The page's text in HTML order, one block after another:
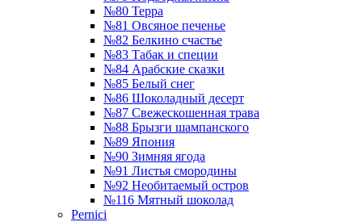
№80 Терра
№81 Овсяное печенье
№82 Белкино счастье
№83 Табак и специи
№84 Арабские сказки
№85 Белый снег
№86 Шоколадный десерт
№87 Свежескошенная трава
№88 Брызги шампанского
№89 Япония
№90 Зимняя ягода
№91 Листья смородины
№92 Необитаемый остров
№116 Мятный шоколад
Pernici